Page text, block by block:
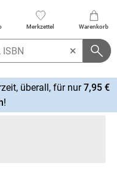
Merkzettel Warenkorb
überall, für nur7,95 €
!